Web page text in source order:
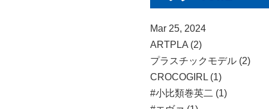
Mar 25, 2024
ARTPLA (2)
プラスチックモデル (2)
CROCOGIRL (1)
#小比類巻英二 (1)